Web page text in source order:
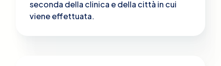
seconda della clinica e della città in cui
viene effettuata.